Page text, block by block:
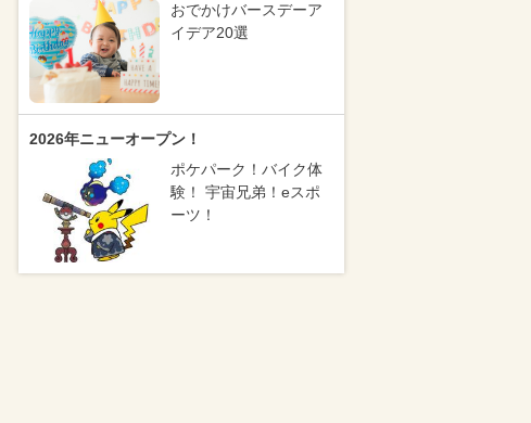
おでかけバースデーア
イデア20選
2026年ニューオープン！
ポケパーク！バイク体
験！ 宇宙兄弟！eスポ
ーツ！